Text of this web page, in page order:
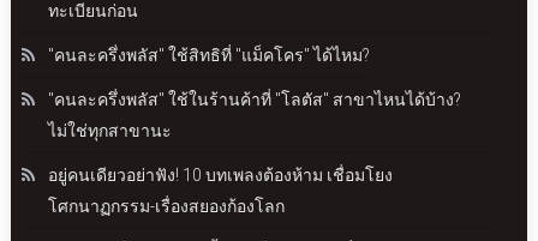
ทะเบียนก่อน
"คนละครึ่งพลัส" ใช้สิทธิที่ "แม็คโคร" ได้ไหม?
"คนละครึ่งพลัส" ใช้ในร้านค้าที่ "โลตัส" สาขาไหนได้บ้าง?
ไม่ใช่ทุกสาขานะ
อยู่คนเดียวอย่าฟัง! 10 บทเพลงต้องห้าม เชื่อมโยง
โศกนาฏกรรม-เรื่องสยองก้องโลก